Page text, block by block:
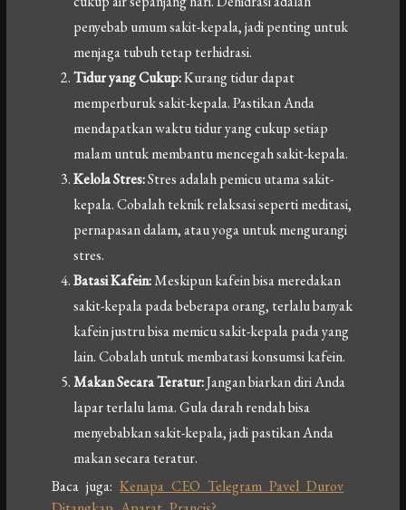
penyebab umum sakit-kepala, jadi penting untuk
menjaga tubuh tetap terhidrasi.
Tidur yang Cukup:Kurang tidur dapat
memperburuk sakit-kepala. Pastikan Anda
mendapatkan waktu tidur yang cukup setiap
malam untuk membantu mencegah sakit-kepala.
Kelola Stres:Stres adalah pemicu utama sakit-
kepala. Cobalah teknik relaksasi seperti meditasi,
pernapasan dalam, atau yoga untuk mengurangi
stres.
Batasi Kafein:Meskipun kafein bisa meredakan
sakit-kepala pada beberapa orang, terlalu banyak
kafein justru bisa memicu sakit-kepala pada yang
lain. Cobalah untuk membatasi konsumsi kafein.
Makan Secara Teratur:Jangan biarkan diri Anda
lapar terlalu lama. Gula darah rendah bisa
menyebabkan sakit-kepala, jadi pastikan Anda
makan secara teratur.
Baca juga:Kenapa CEO Telegram Pavel Durov